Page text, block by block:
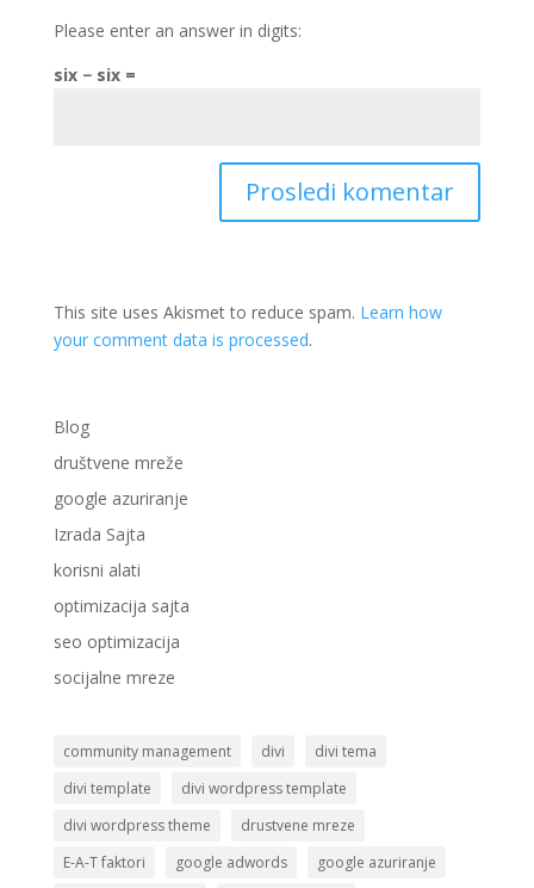
Please enter an answer in digits:
six − six =
This site uses Akismet to reduce spam. Learn how
your comment data is processed.
Blog
društvene mreže
google azuriranje
Izrada Sajta
korisni alati
optimizacija sajta
seo optimizacija
socijalne mreze
community management divi
divi tema
divi template
divi wordpress template
divi wordpress theme
drustvene mreze
E-A-T faktori
google adwords
google azuriranje